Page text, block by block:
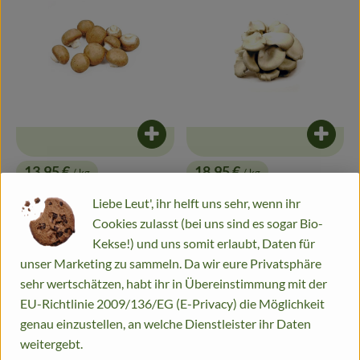
Alles Andere
Hofladen
Gärtnerei
Feste
Infos
13,95 €/ kg
Steinchampignons
, Herkunft:
Deutschland
Produkt zum Warenkorb hinzufügen
18,95 €/ kg
, Herkunft:
, Verband:
Produkt zu Favouriten hinzufügen
, Verband:
Produkt zu Favouriten hinzufügen
Liebe Leut', ihr helft uns sehr, wenn ihr
Cookies zulasst (bei uns sind es sogar Bio-
Kekse!) und uns somit erlaubt, Daten für
unser Marketing zu sammeln. Da wir eure Privatsphäre
sehr wertschätzen, habt ihr in Übereinstimmung mit der
EU-Richtlinie 2009/136/EG (E-Privacy) die Möglichkeit
genau einzustellen, an welche Dienstleister ihr Daten
weitergebt.